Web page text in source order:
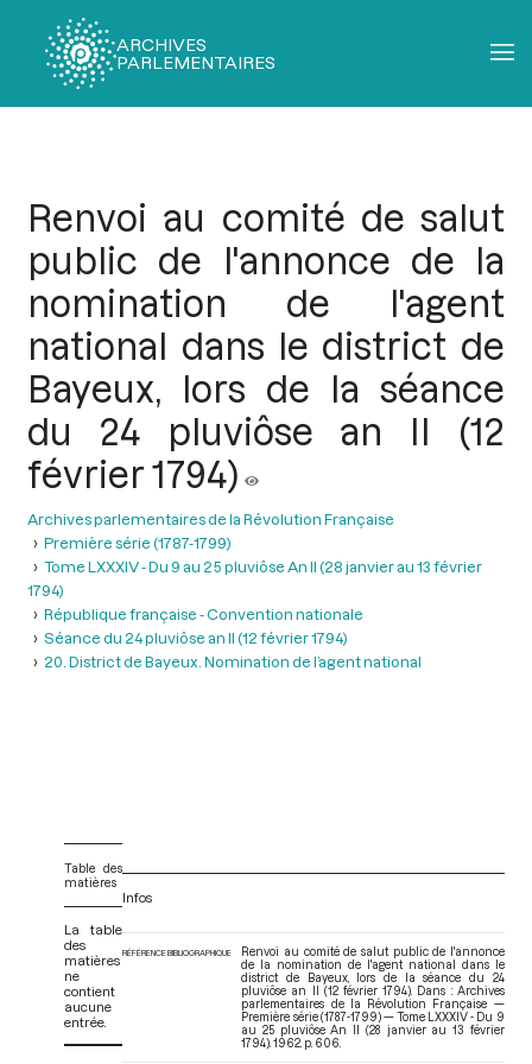
ARCHIVES
PARLEMENTAIRES
Renvoi au comité de salut
public de l'annonce de la
nomination de l'agent
national dans le district de
Bayeux, lors de la séance
du 24 pluviôse an II (12
février 1794)
Archives parlementaires de la Révolution Française
Première série (1787-1799)
Tome LXXXIV - Du 9 au 25 pluviôse An II (28 janvier au 13 février
1794)
République française - Convention nationale
Séance du 24 pluviôse an II (12 février 1794)
20. District de Bayeux. Nomination de l’agent national
Table des
matières
La table
des
matières
ne
contient
aucune
entrée.
Infos
RÉFÉRENCE BIBLIOGRAPHIQUE
Renvoi au comité de salut public de l'annonce
de la nomination de l'agent national dans le
district de Bayeux, lors de la séance du 24
pluviôse an II (12 février 1794). Dans : Archives
parlementaires de la Révolution Française —
Première série (1787-1799) — Tome LXXXIV - Du 9
au 25 pluviôse An II (28 janvier au 13 février
1794) . 1962. p. 606.